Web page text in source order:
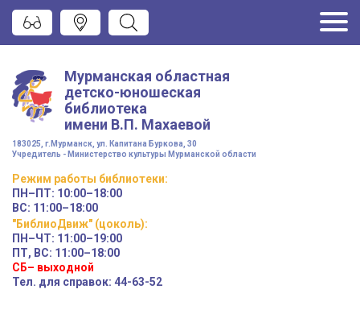
Мурманская областная
детско-юношеская
библиотека
имени В.П. Махаевой
183025, г.Мурманск, ул. Капитана Буркова, 30
Учредитель - Министерство культуры Мурманской области
Режим работы библиотеки:
ПН–ПТ: 10:00–18:00
ВС: 11:00–18:00
"БиблиоДвиж" (цоколь):
ПН–ЧТ: 11:00–19:00
ПТ, ВС: 11:00–18:00
СБ– выходной
Тел. для справок: 44-63-52